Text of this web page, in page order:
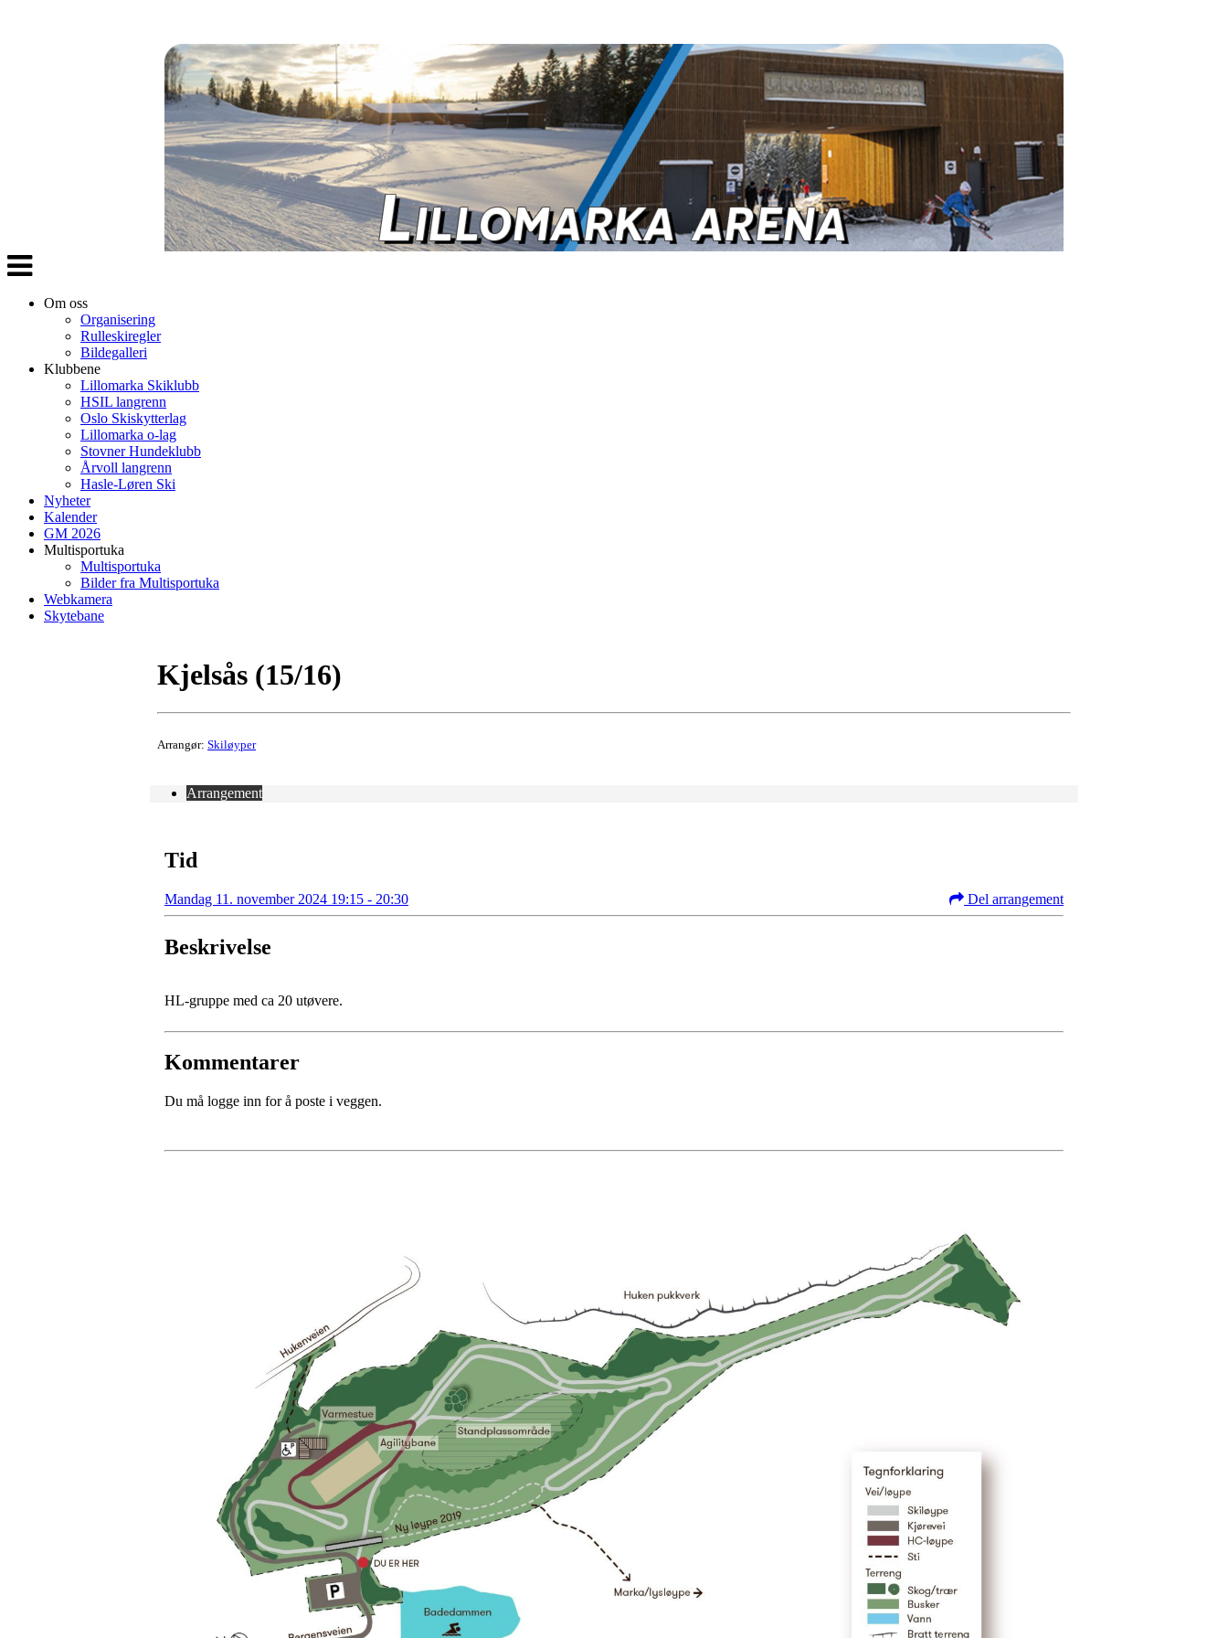
Veksle
navigasjon
Om oss
Organisering
Rulleskiregler
Bildegalleri
Klubbene
Lillomarka Skiklubb
HSIL langrenn
Oslo Skiskytterlag
Lillomarka o-lag
Stovner Hundeklubb
Årvoll langrenn
Hasle-Løren Ski
Nyheter
Kalender
GM 2026
Multisportuka
Multisportuka
Bilder fra Multisportuka
Webkamera
Skytebane
Kjelsås (15/16)
Arrangør: Skiløyper
Arrangement
Tid
Mandag 11. november 2024 19:15 - 20:30 Del arrangement
Beskrivelse
HL-gruppe med ca 20 utøvere.
Kommentarer
Du må logge inn for å poste i veggen.